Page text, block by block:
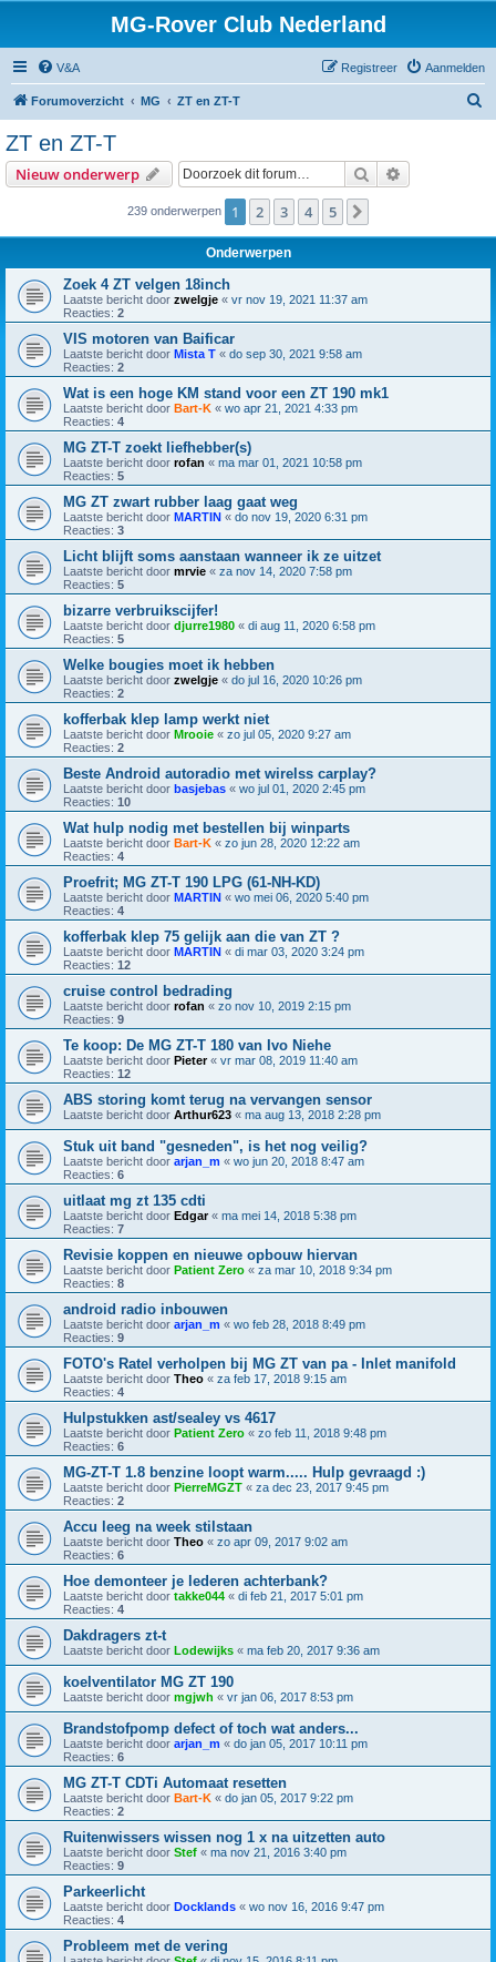
MG-Rover Club Nederland
V&A Aanmelden
Registreer
Forumoverzicht MG ZT en ZT-T
ZT en ZT-T
Nieuw onderwerp Zoek
239 onderwerpen 1 2 3 4 5
Onderwerpen
Zoek 4 ZT velgen 18inch
Laatste bericht door zwelgje « vr nov 19, 2021 11:37 am
Reacties: 2
VIS motoren van Baificar
Laatste bericht door Mista T « do sep 30, 2021 9:58 am
Reacties: 2
Wat is een hoge KM stand voor een ZT 190 mk1
Laatste bericht door Bart-K « wo apr 21, 2021 4:33 pm
Reacties: 4
MG ZT-T zoekt liefhebber(s)
Laatste bericht door rofan « ma mar 01, 2021 10:58 pm
Reacties: 5
MG ZT zwart rubber laag gaat weg
Laatste bericht door MARTIN « do nov 19, 2020 6:31 pm
Reacties: 3
Licht blijft soms aanstaan wanneer ik ze uitzet
Laatste bericht door mrvie « za nov 14, 2020 7:58 pm
Reacties: 5
bizarre verbruikscijfer!
Laatste bericht door djurre1980 « di aug 11, 2020 6:58 pm
Reacties: 5
Welke bougies moet ik hebben
Laatste bericht door zwelgje « do jul 16, 2020 10:26 pm
Reacties: 2
kofferbak klep lamp werkt niet
Laatste bericht door Mrooie « zo jul 05, 2020 9:27 am
Reacties: 2
Beste Android autoradio met wirelss carplay?
Laatste bericht door basjebas « wo jul 01, 2020 2:45 pm
Reacties: 10
Wat hulp nodig met bestellen bij winparts
Laatste bericht door Bart-K « zo jun 28, 2020 12:22 am
Reacties: 4
Proefrit; MG ZT-T 190 LPG (61-NH-KD)
Laatste bericht door MARTIN « wo mei 06, 2020 5:40 pm
Reacties: 4
kofferbak klep 75 gelijk aan die van ZT ?
Laatste bericht door MARTIN « di mar 03, 2020 3:24 pm
Reacties: 12
cruise control bedrading
Laatste bericht door rofan « zo nov 10, 2019 2:15 pm
Reacties: 9
Te koop: De MG ZT-T 180 van Ivo Niehe
Laatste bericht door Pieter« vr mar 08, 2019 11:40 am
Reacties: 12
ABS storing komt terug na vervangen sensor
Laatste bericht door Arthur623 « ma aug 13, 2018 2:28 pm
Stuk uit band "gesneden", is het nog veilig?
Laatste bericht door arjan_m « wo jun 20, 2018 8:47 am
Reacties: 6
uitlaat mg zt 135 cdti
Laatste bericht door Edgar« ma mei 14, 2018 5:38 pm
Reacties: 7
Revisie koppen en nieuwe opbouw hiervan
Laatste bericht door Patient Zero « za mar 10, 2018 9:34 pm
Reacties: 8
android radio inbouwen
Laatste bericht door arjan_m « wo feb 28, 2018 8:49 pm
Reacties: 9
FOTO's Ratel verholpen bij MG ZT van pa - Inlet manifold
Laatste bericht door Theo « za feb 17, 2018 9:15 am
Reacties: 4
Hulpstukken ast/sealey vs 4617
Laatste bericht door Patient Zero « zo feb 11, 2018 9:48 pm
Reacties: 6
MG-ZT-T 1.8 benzine loopt warm..... Hulp gevraagd :)
Laatste bericht door PierreMGZT « za dec 23, 2017 9:45 pm
Reacties: 2
Accu leeg na week stilstaan
Laatste bericht door Theo « zo apr 09, 2017 9:02 am
Reacties: 6
Hoe demonteer je lederen achterbank?
Laatste bericht door takke044 « di feb 21, 2017 5:01 pm
Reacties: 4
Dakdragers zt-t
Laatste bericht door Lodewijks « ma feb 20, 2017 9:36 am
koelventilator MG ZT 190
Laatste bericht door mgjwh « vr jan 06, 2017 8:53 pm
Brandstofpomp defect of toch wat anders...
Laatste bericht door arjan_m « do jan 05, 2017 10:11 pm
Reacties: 6
MG ZT-T CDTi Automaat resetten
Laatste bericht door Bart-K « do jan 05, 2017 9:22 pm
Reacties: 2
Ruitenwissers wissen nog 1 x na uitzetten auto
Laatste bericht door Stef « ma nov 21, 2016 3:40 pm
Reacties: 9
Parkeerlicht
Laatste bericht door Docklands « wo nov 16, 2016 9:47 pm
Reacties: 4
Probleem met de vering